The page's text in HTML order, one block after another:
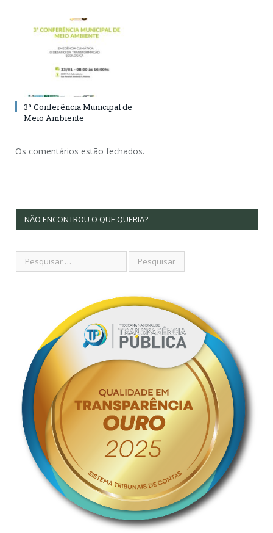
3ª Conferência Municipal de
Meio Ambiente
Os comentários estão fechados.
NÃO ENCONTROU O QUE QUERIA?